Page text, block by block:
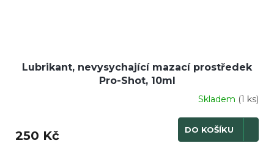
Lubrikant, nevysychající mazací prostředek
Pro-Shot, 10ml
Skladem (1 ks)
250 Kč DO KOŠÍKU